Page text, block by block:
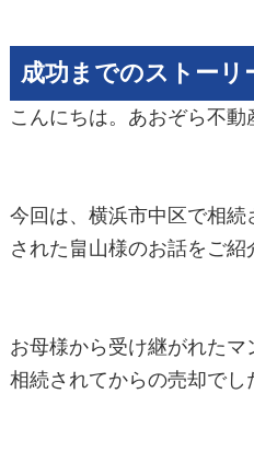
成功までのストーリ
こんにちは。あおぞら不動
今回は、横浜市中区で相
された畠山様のお話をご紹
お母様から受け継がれた
相続されてからの売却でし